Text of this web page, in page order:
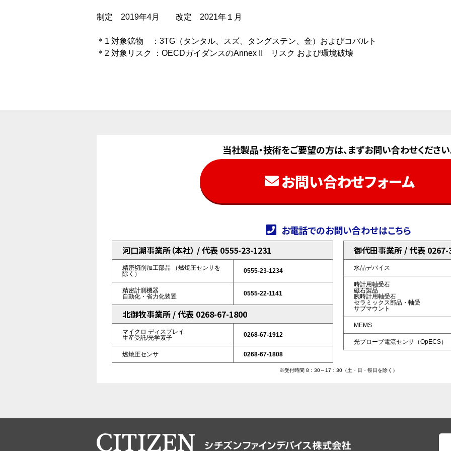
制定 2019年4月 改定 2021年１月
＊1 対象鉱物 ：3TG（タンタル、スズ、タングステン、金）およびコバルト
＊2 対象リスク ：OECDガイダンスのAnnex II リスク および環境破壊
当社製品・技術をご要望の方は、まずお問い合わせください
お問い合わせフォーム
お電話でのお問い合わせはこちら
河口湖事業所（本社） / 代表 0555-23-1231
精密切削加工部品 （燃焼圧センサを
除く）
0555-23-1234
精密計測機器
自動化・省力化装置
0555-22-1141
北御牧事業所 / 代表 0268-67-1800
マイクロ ディスプレイ
生産受託/光学素子
0268-67-1912
燃焼圧センサ 0268-67-1808
御代田事業所 / 代表
水晶デバイス
時計用軸受石
磁石製品
腕時計用軸受石
セラミックス部品・軸受
サブマウント
MEMS
光プローブ電流センサ（OpECS）
※受付時間 8：30～17：30（土・日・祭日を除く）